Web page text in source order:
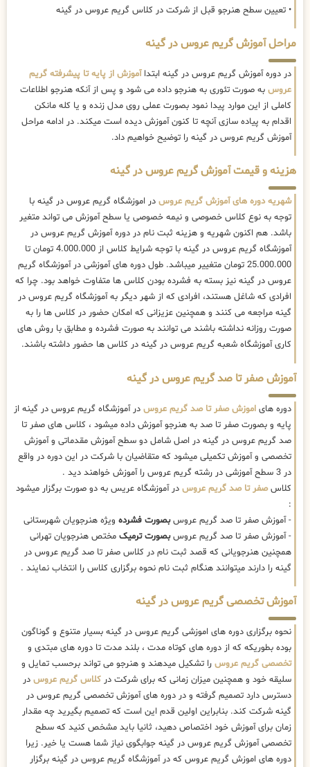
• تعیین سطح هنرجو قبل از شرکت در کلاس گریم عروس در گینه
مراحل آموزش گریم عروس در گینه
در دوره آموزش گریم عروس در گینه ابتداآموزش از پایه تا پیشرفته گریم
عروس به صورت تئوری به هنرجو داده می شود و پس از آنکه هنرجو اطلاعات
کاملی از این موارد پیدا نمود بصورت عملی روی مدل زنده و یا کله مانکن
اقدام به پیاده سازی آنچه تا کنون آموزش دیده است میکند. در ادامه مراحل
آموزش گریم عروس در گینه را توضیح خواهیم داد.
هزینه و قیمت آموزش گریم عروس در گینه
شهریه دوره های آموزش گریم عروس در اموزشگاه گریم عروس در گینه با
توجه به نوع کلاس خصوصی و نیمه خصوصی یا سطح آموزش می تواند متغیر
باشد. هم اکنون شهریه و هزینه ثبت نام در دوره آموزش گریم عروس در
آموزشگاه گریم عروس در گینه با توجه شرایط کلاس از 4.000.000 تومان تا
25.000.000 تومان متغییر میباشد. طول دوره های آموزشی در آموزشگاه گریم
عروس در گینه نیز بسته به فشرده بودن کلاس ها متفاوت خواهد بود. چرا که
افرادی که شاغل هستند، افرادی که از شهر دیگر به آموزشگاه گریم عروس در
گینه مراجعه می کنند و همچنین عزیزانی که امکان حضور در کلاس ها را به
صورت روزانه نداشته باشند می توانند به صورت فشرده و مطابق با روش های
کاری آموزشگاه شعبه گریم عروس در گینه در کلاس ها حضور داشته باشند.
آموزش صفر تا صد گریم عروس در گینه
دوره های اموزش صفر تا صد گریم عروس در آموزشگاه گریم عروس در گینه از
پایه و بصورت صفر تا صد به هنرجو آموزش داده میشود ، کلاس های صفر تا
صد گریم عروس در گینه در اصل شامل دو سطح آموزش مقدماتی و آموزش
تخصصی و آموزش تکمیلی میشود که متقاضیان با شرکت در این دوره در واقع
در 3 سطح آموزشی در رشته گریم عروس را آموزش خواهند دید .
کلاسصفر تا صد گریم عروس در آموزشگاه عریس به دو صورت برگزار میشود
:
- آموزش صفر تا صد گریم عروسبصورت فشرده ویژه هنرجویان شهرستانی
- آموزش صفر تا صد گریم عروسبصورت ترمیک مختص هنرجویان تهرانی
همچنین هنرجویانی که قصد ثبت نام در کلاس صفر تا صد گریم عروس در
گینه را دارند میتوانند هنگام ثبت نام نحوه برگزاری کلاس را انتخاب نمایند .
آموزش تخصصی گریم عروس در گینه
نحوه برگزاری دوره های اموزشی گریم عروس در گینه بسیار متنوع و گوناگون
بوده بطوریکه که از دوره های کوتاه مدت ، بلند مدت تا دوره های مبتدی و
تخصصی گریم عروس را تشکیل میدهند و هنرجو می تواند برحسب تمایل و
سلیقه خود و همچنین میزان زمانی که برای شرکت در کلاس گریم عروس در
دسترس دارد تصمیم گرفته و در دوره های آموزش تخصصی گریم عروس در
گینه شرکت کند. بنابراین اولین قدم این است که تصمیم بگیرید چه مقدار
زمان برای آموزش خود اختصاص دهید، ثانیا باید مشخص کنید که سطح
تخصصی آموزش گریم عروس در گینه جوابگوی نیاز شما هست یا خیر. زیرا
دوره های اموزش گریم عروس که در آموزشگاه گریم عروس در گینه برگزار